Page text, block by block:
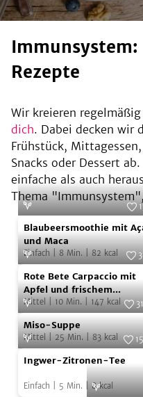
Immunsystem: die besten
Rezepte
Wir kreieren regelmäßig
dich. Dabei decken wir
Frühstück,
Snacks oder Dessert
einfache als auch
Thema
Blaubeersmoothie
mit
Açai
und
Maca
Foto: Franziska von "Have a
Blaubeersmoothie mit
und Maca
Einfach 8 Min. 82 kcal
Rote
Bete
Carpaccio
mit
Apfel
und
Meerrettich
Franziska von "Have a
Rote Bete Carpaccio mit
Apfel und frischem
Meerrettich
Mittel 10 Min. 147 kcal
Miso-
Suppe
Foto:
Miso-Suppe
Mittel 25 Min. 83 kcal
Ingwer-
Tee
Ingwer-Zitronen-Tee
Einfach 5 Min. 8kcal